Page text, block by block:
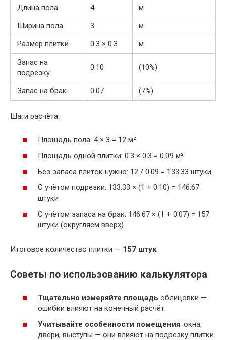
Длина пола 4
м
Ширина пола
3
м
Размер плитки
0.3 × 0.3
м
Запас на
подрезку
0.10 (10%)
Запас на брак 0.07 (7%)
Шаги расчёта:
Площадь пола: 4 × 3 = 12 м²
Площадь одной плитки: 0.3 × 0.3 = 0.09 м²
Без запаса плиток нужно: 12 / 0.09 = 133.33 штуки
С учётом подрезки: 133.33 × (1 + 0.10) = 146.67
штуки
С учётом запаса на брак: 146.67 × (1 + 0.07) = 157
штуки (округляем вверх)
Итоговое количество плитки — 157 штук
Советы по использованию калькулятора
Тщательно измеряйте площадь облицовки —
ошибки влияют на конечный расчёт.
Учитывайте особенности помещения: окна,
двери, выступы — они влияют на подрезку плитки.